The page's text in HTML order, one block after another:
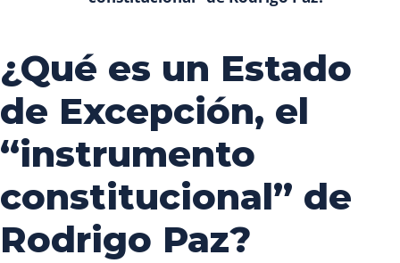
¿Qué es un Estado
de Excepción, el
“instrumento
constitucional” de
Rodrigo Paz?